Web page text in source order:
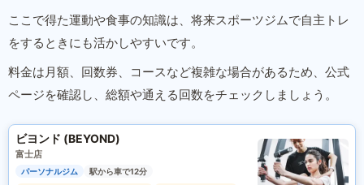
ここで得た運動や食事の知識は、将来スポーツジムで自主トレ
をするときにも活かしやすいです。
料金は月額、回数券、コースなど複雑な場合があるため、公式
ページを確認し、総額や通える回数をチェックしましょう。
ビヨンド (BEYOND)
富士店
パーソナルジム 駅から車で12分